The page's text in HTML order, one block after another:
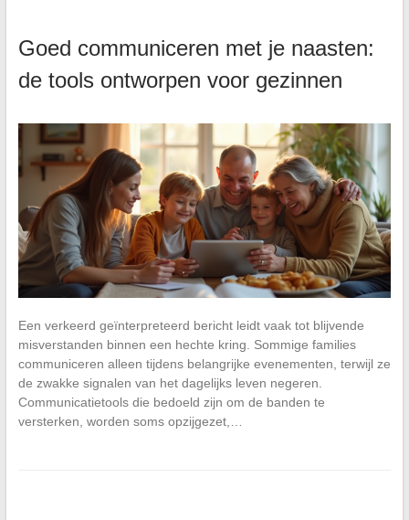
Goed communiceren met je naasten:
de tools ontworpen voor gezinnen
Een verkeerd geïnterpreteerd bericht leidt vaak tot blijvende
misverstanden binnen een hechte kring. Sommige families
communiceren alleen tijdens belangrijke evenementen, terwijl ze
de zwakke signalen van het dagelijks leven negeren.
Communicatietools die bedoeld zijn om de banden te
versterken, worden soms opzijgezet,…